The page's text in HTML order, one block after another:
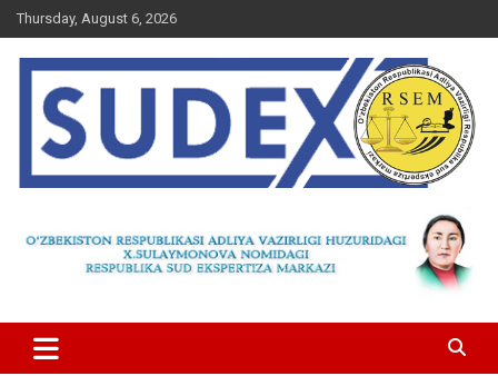
Skip
to
content
Thursday, August 6, 2026